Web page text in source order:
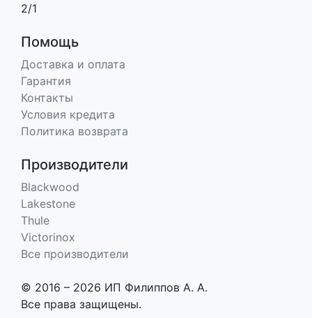
2/1
Помощь
Доставка и оплата
Гарантия
Контакты
Условия кредита
Политика возврата
Производители
Blackwood
Lakestone
Thule
Victorinox
Все производители
© 2016 – 2026 ИП Филиппов А. А.
Все права защищены.